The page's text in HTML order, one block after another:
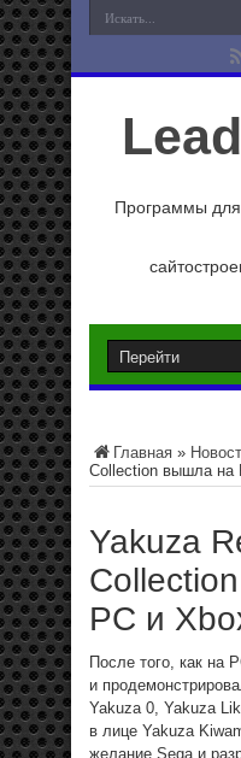
Программы для
Главная »
Collection вышла на
Yakuza
PC и
После того, как на
и
Yakuza 0, Yakuza
в лице Yakuza
желание Sega и